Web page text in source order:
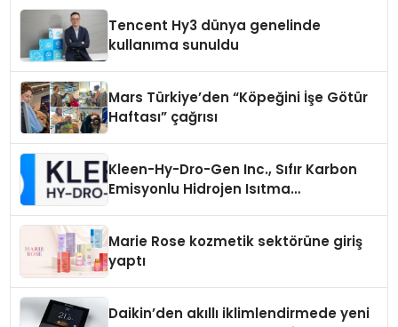
Tencent Hy3 dünya genelinde
kullanıma sunuldu
Mars Türkiye’den “Köpeğini İşe Götür
Haftası” çağrısı
Kleen-Hy-Dro-Gen Inc., Sıfır Karbon
Emisyonlu Hidrojen Isıtma
Marie Rose kozmetik sektörüne giriş
yaptı
Daikin’den akıllı iklimlendirmede yeni